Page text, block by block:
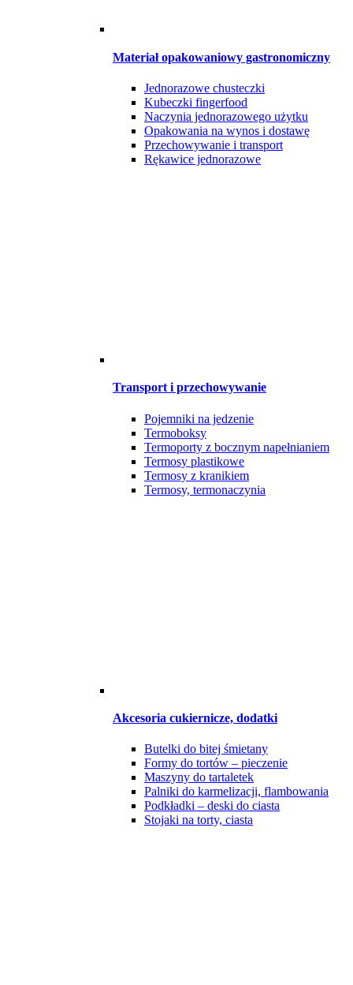
Materiał opakowaniowy gastronomiczny
Jednorazowe chusteczki
Kubeczki fingerfood
Naczynia jednorazowego użytku
Opakowania na wynos i dostawę
Przechowywanie i transport
Rękawice jednorazowe
Transport i przechowywanie
Pojemniki na jedzenie
Termoboksy
Termoporty z bocznym napełnianiem
Termosy plastikowe
Termosy z kranikiem
Termosy, termonaczynia
Akcesoria cukiernicze, dodatki
Butelki do bitej śmietany
Formy do tortów – pieczenie
Maszyny do tartaletek
Palniki do karmelizacji, flambowania
Podkładki – deski do ciasta
Stojaki na torty, ciasta